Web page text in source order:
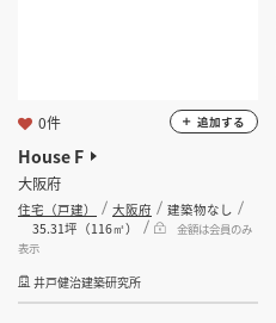
House F
大阪府
住宅（戸建） 大阪府
建築物なし
35.31坪（116㎡）
金額は会員のみ
表示
井戸健治建築研究所
0件 追加する